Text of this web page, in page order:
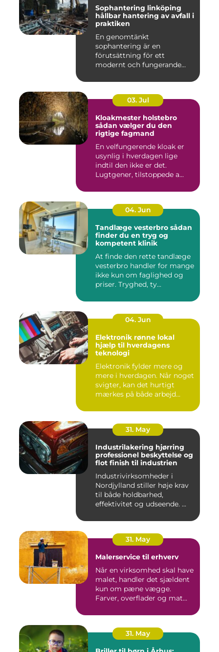
Sophantering linköping
hållbar hantering av avfall i
praktiken
En genomtänkt
sophantering är en
förutsättning för ett
modernt och fungerande
03. Jul
Kloakmester holstebro
sådan vælger du den
rigtige fagmand
En velfungerende kloak er
usynlig i hverdagen lige
indtil den ikke er det.
Lugtgener, tilstoppede a...
04. Jun
Tandlæge vesterbro sådan
finder du en tryg og
kompetent klinik
At finde den rette tandlæge
vesterbro handler for mange
ikke kun om faglighed og
priser. Tryghed, ty...
04. Jun
Elektronik rønne lokal
hjælp til hverdagens
teknologi
Elektronik fylder mere og
mere i hverdagen. Når noget
svigter, kan det hurtigt
mærkes på både arbejd...
31. May
Industrilakering hjørring
professionel beskyttelse og
flot finish til industrien
Industrivirksomheder i
Nordjylland stiller høje krav
til både holdbarhed,
effektivitet og udseende. ...
31. May
Malerservice til erhverv
Når en virksomhed skal have
malet, handler det sjældent
kun om pæne vægge.
Farver, overflader og mat...
31. May